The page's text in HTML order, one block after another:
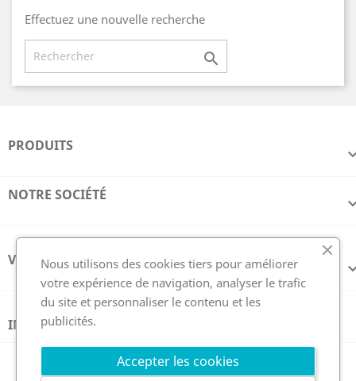
Effectuez une nouvelle recherche

PRODUITS
NOTRE SOCIÉTÉ
VOTRE COMPTE
INFORMATIONS
Suivez nous
Nous utilisons des cookies tiers pour améliorer
votre expérience de navigation, analyser le trafic
du site et personnaliser le contenu et les
publicités.
Accepter les cookies